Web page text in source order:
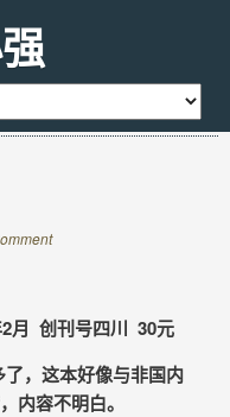
月 创刊号四川 30元
，这本好像与非国内
内容不明白。